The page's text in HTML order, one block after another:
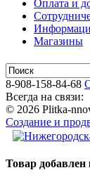
Оплата и
Магазины
8-908-158-84-68
Всегда на связи:
© 2026 Plitka-
Создание и
Товар